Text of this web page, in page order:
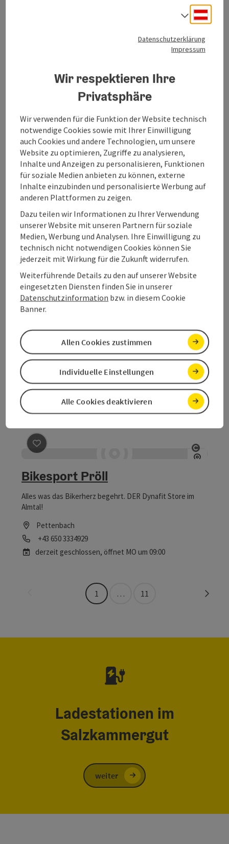
: ÖAMTC Fahrrad-Stützpunkt Bad
Goisern
Direkt neben dem Marktgemeindeamt in Bad Goisern am
Bad Goisern am Hallstättersee
Telefon
+43 5 95095-10
Öffnungszeiten
MO Montag geöffnet
DI Dienstag geöffnet
MIMittwoch geöffnet
DODonnerstag geöffnet
FRFreitag geöffnet
SASamstag geöffnet
SOSonntag geöffnet
FEFeiertag geöffnet
: Radverleih Resort Obertraun
Radverleih Resort Obertraun
Ein Fahrrad für jeden!
Telefon
+43 6131 2223330
derzeit geschlossen , öffnet um 08:00
Beitrag merken: Der Radlschrauber
Der Radlschrauber
Fahrradwerkstatt und eBike Verleih in der Region
Attersee-Attergau
Attersee am Attersee
Telefon
+43 680 1567508
Öffnungszeiten
Beitrag merken
Bikesport Pröll
Alles was das Bikerherz begehrt. DER Dynafit Store im
Almtal!
Pettenbach
Telefon
+43 650 3334929
derzeit geschlossen, öffnet MO um 09:00
1 … 11 Seite
Ladestationen im
Salzkammergut
weiter
Datenschutzerklärung
Impressum
Wir respektieren Ihre
Privatsphäre
Wir verwenden für die Funktion der Website technisch
notwendige Cookies sowie mit Ihrer Einwilligung
auch Cookies und andere Technologien, um unsere
Website zu optimieren, Zugriffe zu analysieren,
Inhalte und Anzeigen zu personalisieren, Funktionen
für soziale Medien anbieten zu können, externe
Inhalte einzubinden und personalisierte Werbung auf
anderen Plattformen zu zeigen.
Dazu teilen wir Informationen zu Ihrer Verwendung
unserer Website mit unseren Partnern für soziale
Medien, Werbung und Analysen. Ihre Einwilligung zu
technisch nicht notwendigen Cookies können Sie
jederzeit mit Wirkung für die Zukunft widerrufen.
Weiterführende Details zu den auf unserer Website
eingesetzten Diensten finden Sie in unserer
Datenschutzinformation bzw. in diesem Cookie
Banner.
Alle Cookies deaktivieren
Individuelle Einstellungen
Allen Cookies zustimmen